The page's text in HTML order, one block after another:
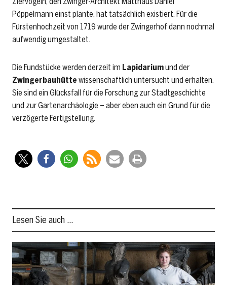
Pöppelmann einst plante, hat tatsächlich existiert. Für die
Fürstenhochzeit von 1719 wurde der Zwingerhof dann nochmal
aufwendig umgestaltet.
Die Fundstücke werden derzeit im Lapidariumund der
Zwingerbauhütte wissenschaftlich untersucht und erhalten.
Sie sind ein Glücksfall für die Forschung zur Stadtgeschichte
und zur Gartenarchäologie – aber eben auch ein Grund für die
verzögerte Fertigstellung.
Lesen Sie auch …